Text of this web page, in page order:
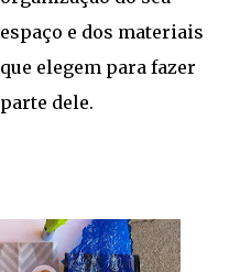
espaço e dos materiais
que elegem para fazer
parte dele.